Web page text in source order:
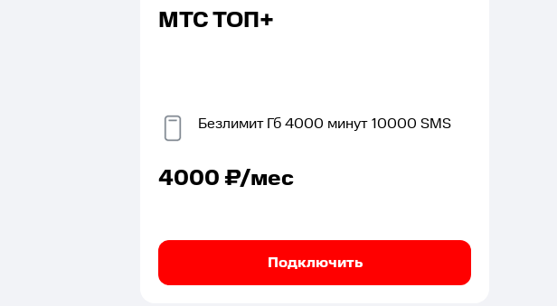
МТС ТОП+
БезлимитГб4000 минут10000 SMS
4000₽/мес
Подключить